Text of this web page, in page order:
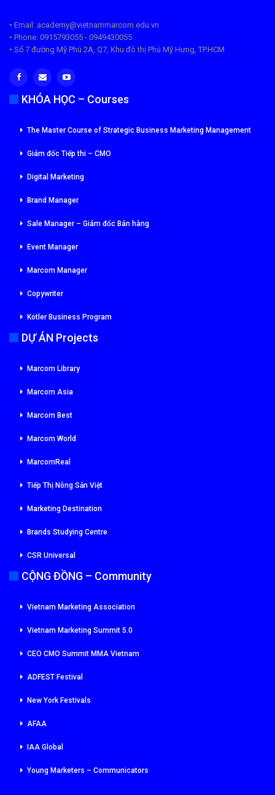
• Email: academy@vietnammarcom.edu.vn
• Phone: 0915793055 - 0949430055
• Số 7 đường Mỹ Phú 2A, Q7, Khu đô thị Phú Mỹ Hưng, TP.HCM
KHÓA HỌC – Courses
The Master Course of Strategic Business Marketing Management
Giám đốc Tiếp thi – CMO
Digital Marketing
Brand Manager
Sale Manager – Giám đốc Bán hàng
Event Manager
Marcom Manager
Copywriter
Kotler Business Program
DỰ ÁN Projects
Marcom Library
Marcom Asia
Marcom Best
Marcom World
MarcomReal
Tiếp Thị Nông Sản Việt
Marketing Destination
Brands Studying Centre
CSR Universal
CỘNG ĐỒNG – Community
Vietnam Marketing Association
Vietnam Marketing Summit 5.0
CEO CMO Summit MMA Vietnam
ADFEST Festival
New York Festivals
AFAA
IAA Global
Young Marketers – Communicators